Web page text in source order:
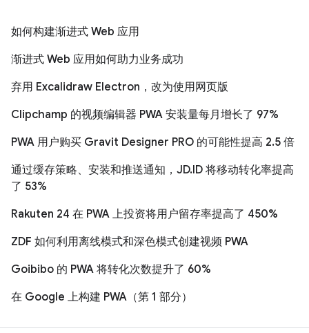
如何构建渐进式 Web 应用
渐进式 Web 应用如何助力业务成功
弃用 Excalidraw Electron，改为使用网页版
Clipchamp 的视频编辑器 PWA 安装量每月增长了 97%
PWA 用户购买 Gravit Designer PRO 的可能性提高 2.5 倍
通过缓存策略、安装和推送通知，JD.ID 将移动转化率提高
了 53%
Rakuten 24 在 PWA 上投资将用户留存率提高了 450%
ZDF 如何利用离线模式和深色模式创建视频 PWA
Goibibo 的 PWA 将转化次数提升了 60%
在 Google 上构建 PWA（第 1 部分）